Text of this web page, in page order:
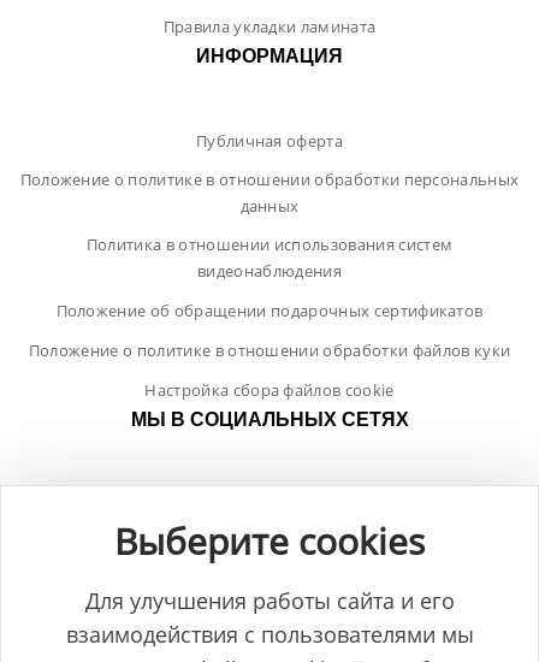
Правила укладки ламината
ИНФОРМАЦИЯ
Публичная оферта
Положение о политике в отношении обработки персональных
данных
Политика в отношении использования систем
видеонаблюдения
Положение об обращении подарочных сертификатов
Положение о политике в отношении обработки файлов куки
Настройка сбора файлов cookie
МЫ В СОЦИАЛЬНЫХ СЕТЯХ
Выберите cookies
Для улучшения работы сайта и его
взаимодействия с пользователями мы